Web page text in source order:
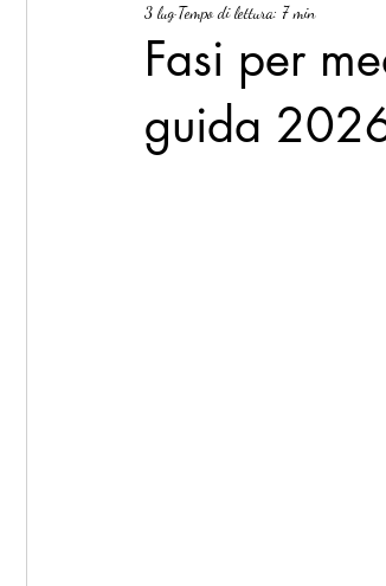
Fasi per
guida
3 lug Tempo di lettura: 7 min